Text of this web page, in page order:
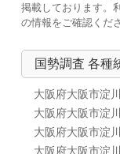
掲載しております。
の情報をご確認くだ
国勢調査 各種
大阪府大阪市淀
大阪府大阪市淀
大阪府大阪市淀
大阪府大阪市淀